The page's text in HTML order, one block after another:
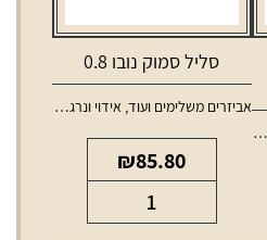
סליל סמוק נובו 0.8
אביזרים משלימים ועוד, אידוי ונרגילות
₪85.80
של